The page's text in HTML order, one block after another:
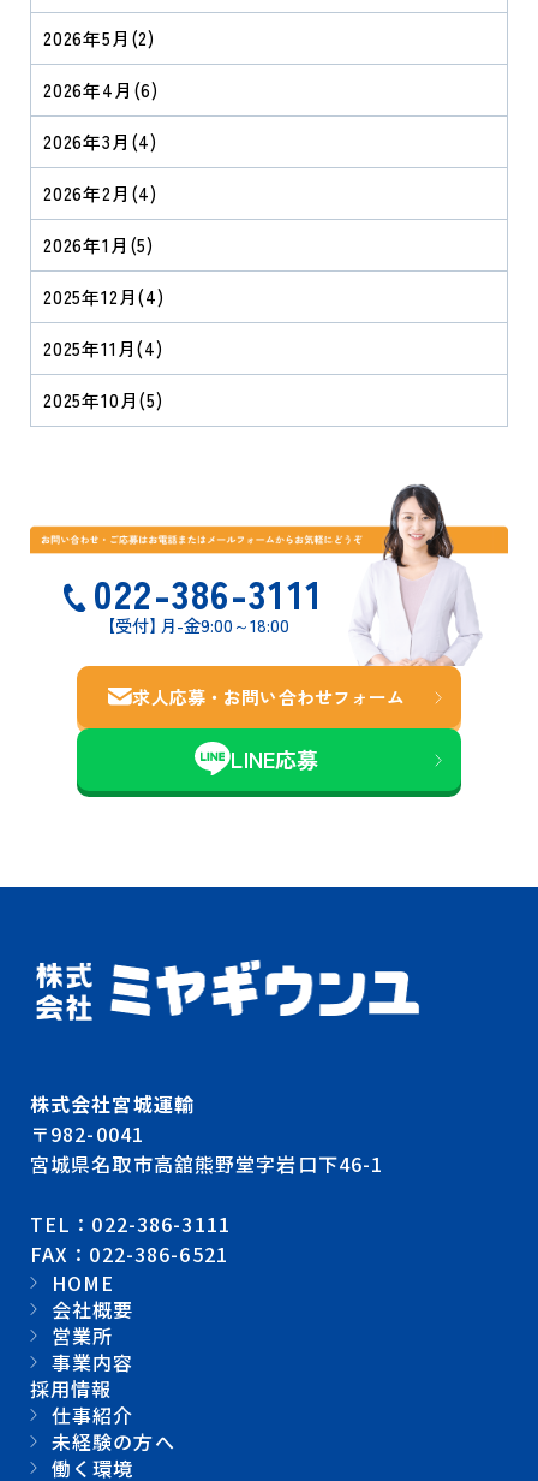
2026年5月 (2)
2026年4月 (6)
2026年3月 (4)
2026年2月 (4)
2026年1月 (5)
2025年12月(4)
2025年11月(4)
2025年10月(5)
022-386-3111
【受付】 月-金9:00～18:00
求人応募・お問い合わせフォーム
LINE応募
株式会社宮城運輸
〒982-0041
宮城県名取市高舘熊野堂字岩口下46-1
TEL：022-386-3111
FAX：022-386-6521
HOME
会社概要
営業所
事業内容
採用情報
仕事紹介
未経験の方へ
働く環境